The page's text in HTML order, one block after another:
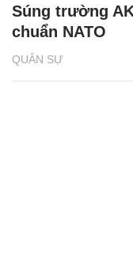
QUÂN SỰ
Súng trường
chuẩn NATO